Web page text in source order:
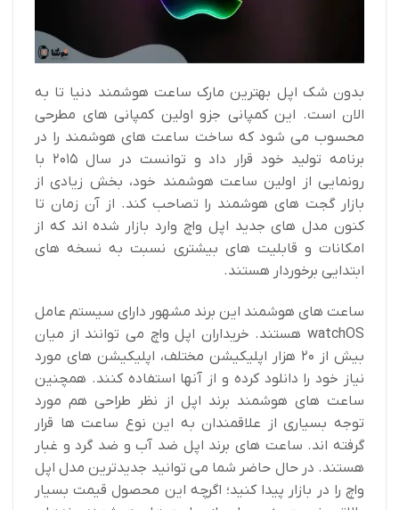
بدون شک اپل بهترین مارک ساعت هوشمند دنیا تا به
الان است. این کمپانی جزو اولین کمپانی های مطرحی
محسوب می شود که ساخت ساعت های هوشمند را در
برنامه تولید خود قرار داد و توانست در سال ۲۰۱۵ با
رونمایی از اولین ساعت هوشمند خود، بخش زیادی از
بازار گجت های هوشمند را تصاحب کند. از آن زمان تا
کنون مدل های جدید اپل واچ وارد بازار شده اند که از
امکانات و قابلیت های بیشتری نسبت به نسخه های
ابتدایی برخوردار هستند.
ساعت های هوشمند این برند مشهور دارای سیستم عامل
watchOS هستند. خریداران اپل واچ می توانند از میان
بیش از ۲۰ هزار اپلیکیشن مختلف، اپلیکیشن های مورد
نیاز خود را دانلود کرده و از ‌آنها استفاده کنند. همچنین
ساعت های هوشمند برند اپل از نظر طراحی هم مورد
توجه بسیاری از علاقمندان به این نوع ساعت ها قرار
گرفته اند. ساعت های برند اپل ضد آب و ضد گرد و غبار
هستند. در حال حاضر شما می توانید جدیدترین مدل اپل
واچ را در بازار پیدا کنید؛ اگرچه این محصول قیمت بسیار